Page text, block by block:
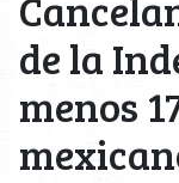
de la
menos